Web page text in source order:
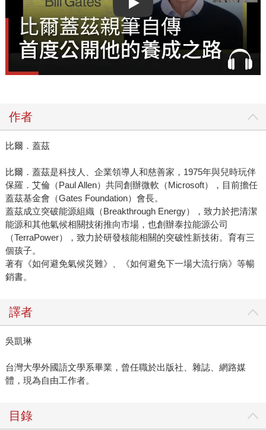
Play video
作者
比爾．蓋茲
比爾．蓋茲是科技人、企業領導人和慈善家，1975年與兒時玩伴
保羅．艾倫（Paul Allen）共同創辦微軟（Microsoft），目前擔任
蓋茲基金會（Gates Foundation）會長。
蓋茲成立突破能源組織（Breakthrough Energy），致力於把清潔
能源和其他氣候相關技術推向市場，也創辦泰拉能源公司
（TerraPower），致力於研發核能相關的突破性新技術。育有三
個孩子。
著有《如何避免氣候災難》、《如何避免下一場大流行病》等暢
銷書。
譯者
吳凱琳
台灣大學外國語文學系畢業，曾任職於出版社、雜誌、網路媒
體，現為自由工作者。
目錄